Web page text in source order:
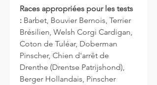
Races appropriées pour les tests
: Barbet, Bouvier Bernois, Terrier
Brésilien, Welsh Corgi Cardigan,
Coton de Tuléar, Doberman
Pinscher, Chien d'arrêt de
Drenthe (Drentse Patrijshond),
Berger Hollandais, Pinscher